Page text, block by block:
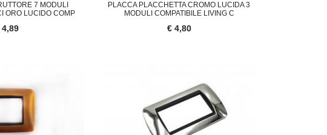
7 MODULI
ORO LUCIDO COMP
4,89
PLACCA PLACCHETTA CROMO LUCIDA 3
MODULI COMPATIBILE LIVING C
€ 4,80